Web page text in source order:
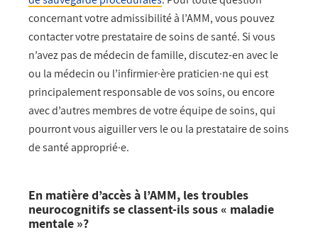
concernant votre admissibilité à l’AMM, vous pouvez
contacter votre prestataire de soins de santé. Si vous
n’avez pas de médecin de famille, discutez-en avec le
ou la médecin ou l’infirmier·ère praticien·ne qui est
principalement responsable de vos soins, ou encore
avec d’autres membres de votre équipe de soins, qui
pourront vous aiguiller vers le ou la prestataire de soins
de santé approprié·e.
En matière d’accès à l’AMM, les troubles
neurocognitifs se classent-ils sous « maladie
mentale »?